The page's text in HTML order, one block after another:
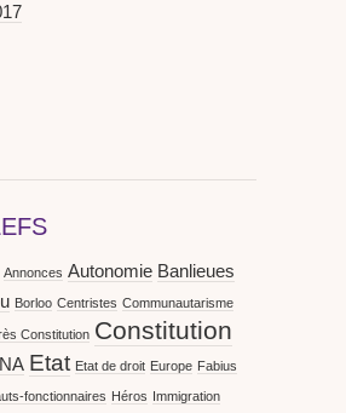
Annonces Autonomie Banlieues
Borloo Centristes Communautarisme
Constitution Constitution
Etat Etat de droit Europe Fabius
fonctionnaires Héros Immigration